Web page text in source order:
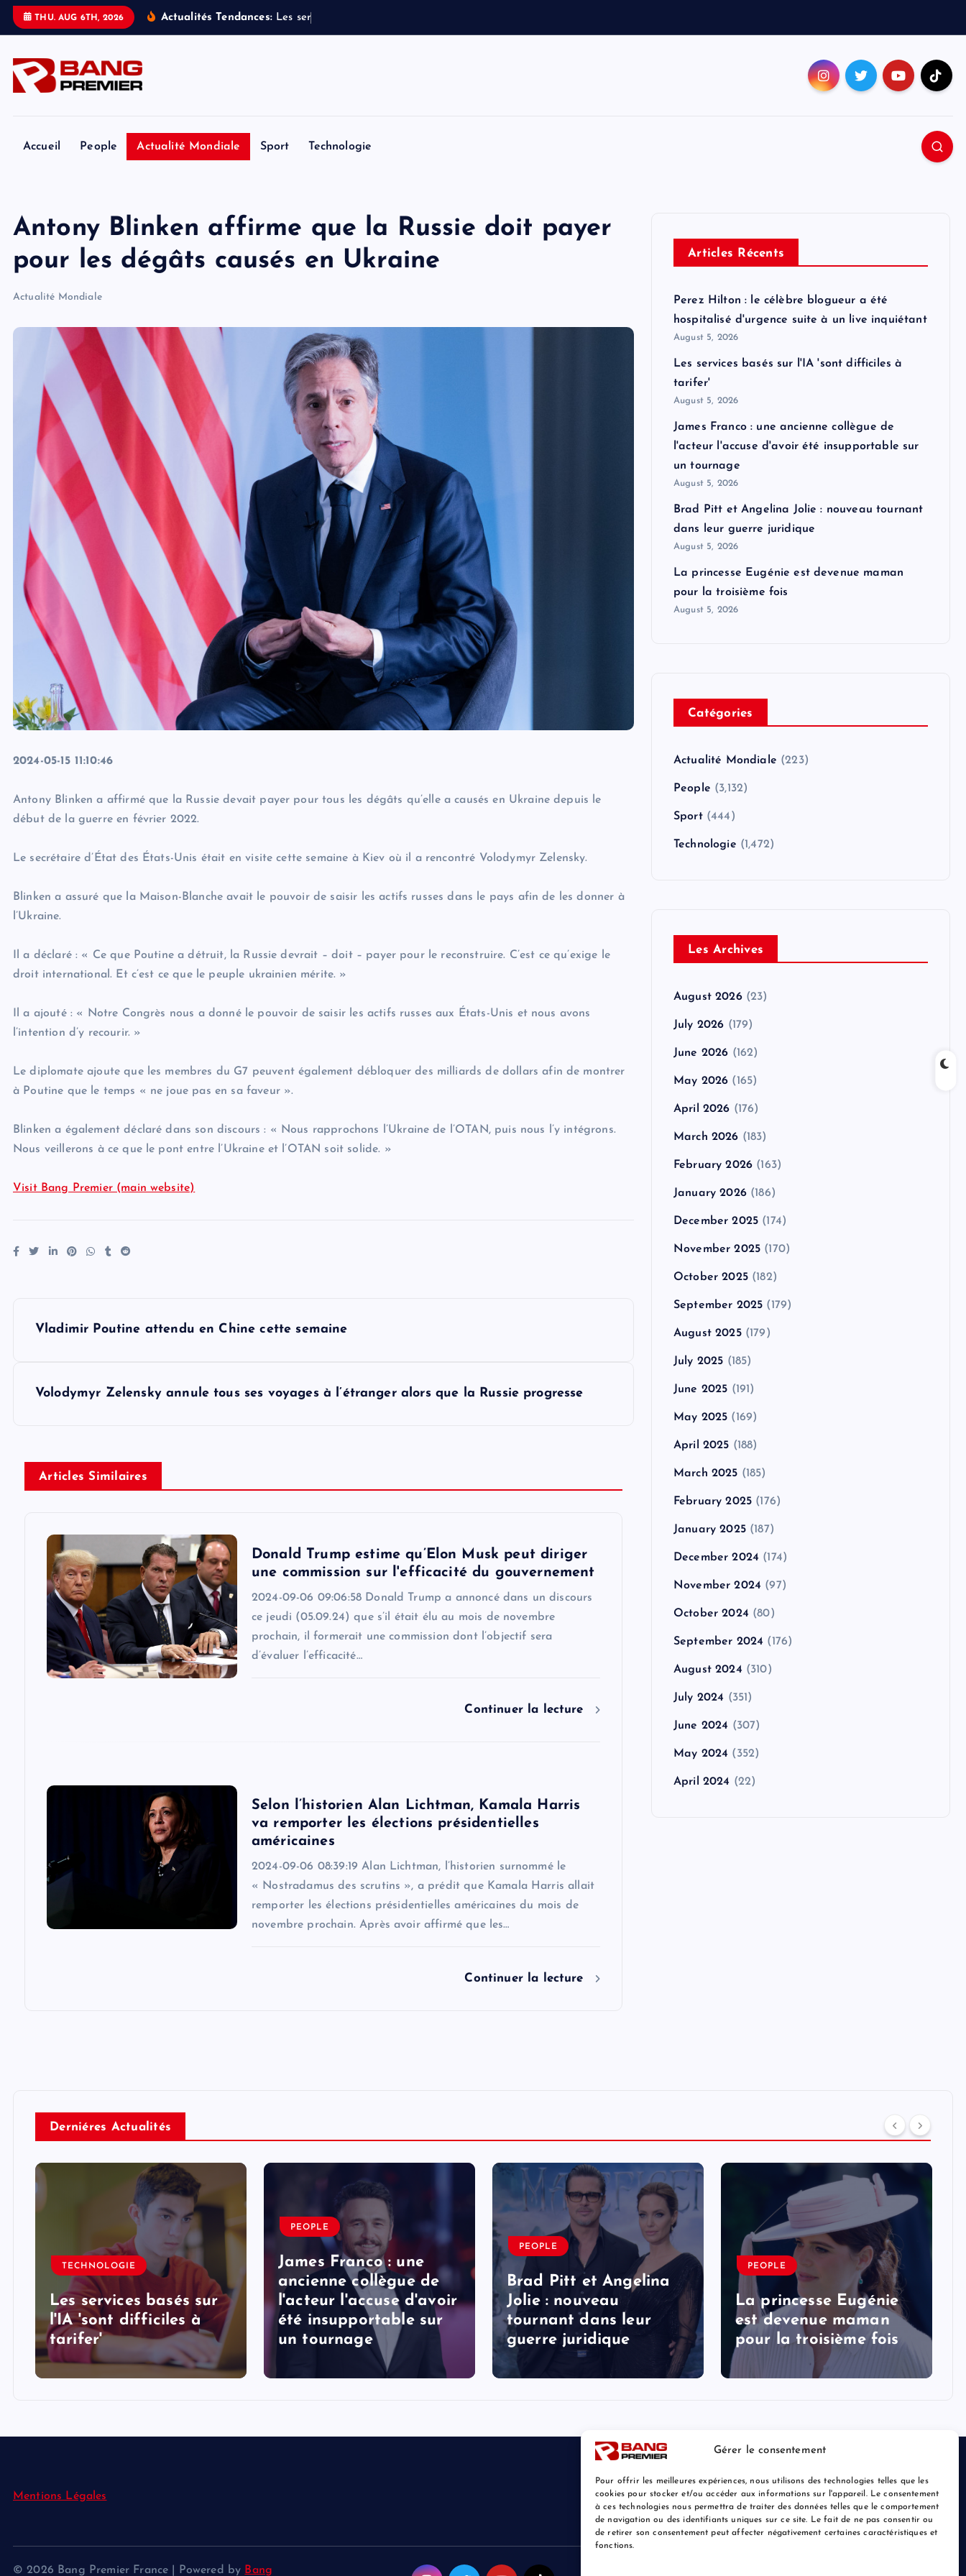
Gérer le consentement
Pour offrir les meilleures expériences, nous utilisons des technologies telles que les
cookies pour stocker et/ou accéder aux informations sur l'appareil. Le consentement
à ces technologies nous permettra de traiter des données telles que le comportement
de navigation ou des identifiants uniques sur ce site. Le fait de ne pas consentir ou
de retirer son consentement peut affecter négativement certaines caractéristiques et
fonctions.
THU. AUG 6TH, 2026 Actualités Tendances: Les ser
Accueil People Actualité Mondiale Sport Technologie
Antony Blinken affirme que la Russie doit payer
pour les dégâts causés en Ukraine
Actualité Mondiale
2024-05-15 11:10:46
Antony Blinken a affirmé que la Russie devait payer pour tous les dégâts qu’elle a causés en Ukraine depuis le
début de la guerre en février 2022.
Le secrétaire d’État des États-Unis était en visite cette semaine à Kiev où il a rencontré Volodymyr Zelensky.
Blinken a assuré que la Maison-Blanche avait le pouvoir de saisir les actifs russes dans le pays afin de les donner à
l’Ukraine.
Il a déclaré : « Ce que Poutine a détruit, la Russie devrait – doit – payer pour le reconstruire. C’est ce qu’exige le
droit international. Et c’est ce que le peuple ukrainien mérite. »
Il a ajouté : « Notre Congrès nous a donné le pouvoir de saisir les actifs russes aux États-Unis et nous avons
l’intention d’y recourir. »
Le diplomate ajoute que les membres du G7 peuvent également débloquer des milliards de dollars afin de montrer
à Poutine que le temps « ne joue pas en sa faveur ».
Blinken a également déclaré dans son discours : « Nous rapprochons l’Ukraine de l’OTAN, puis nous l’y intégrons.
Nous veillerons à ce que le pont entre l’Ukraine et l’OTAN soit solide. »
Visit Bang Premier (main website)
Vladimir Poutine attendu en Chine cette semaine
Volodymyr Zelensky annule tous ses voyages à l’étranger alors que la Russie progresse
Articles Similaires
Donald Trump estime qu’Elon Musk peut diriger
une commission sur l'efficacité du gouvernement
2024-09-06 09:06:58 Donald Trump a annoncé dans un discours
ce jeudi (05.09.24) que s’il était élu au mois de novembre
prochain, il formerait une commission dont l’objectif sera
d’évaluer l’efficacité…
Continuer la lecture
Selon l’historien Alan Lichtman, Kamala Harris
va remporter les élections présidentielles
américaines
2024-09-06 08:39:19 Alan Lichtman, l’historien surnommé le
« Nostradamus des scrutins », a prédit que Kamala Harris allait
remporter les élections présidentielles américaines du mois de
novembre prochain. Après avoir affirmé que les…
Continuer la lecture
Articles Récents
Perez Hilton : le célèbre blogueur a été
hospitalisé d'urgence suite à un live inquiétant
August 5, 2026
Les services basés sur l'IA 'sont difficiles à
tarifer'
August 5, 2026
James Franco : une ancienne collègue de
l'acteur l'accuse d'avoir été insupportable sur
un tournage
August 5, 2026
Brad Pitt et Angelina Jolie : nouveau tournant
dans leur guerre juridique
August 5, 2026
La princesse Eugénie est devenue maman
pour la troisième fois
August 5, 2026
Catégories
Actualité Mondiale (223)
People (3,132)
Sport(444)
Technologie (1,472)
Les Archives
August 2026(23)
July 2026 (179)
June 2026 (162)
May 2026 (165)
April 2026 (176)
March 2026 (183)
February 2026 (163)
January 2026(186)
December 2025 (174)
November 2025 (170)
October 2025(182)
September 2025 (179)
August 2025(179)
July 2025 (185)
June 2025 (191)
May 2025 (169)
April 2025 (188)
March 2025 (185)
February 2025 (176)
January 2025(187)
December 2024 (174)
November 2024 (97)
October 2024 (80)
September 2024 (176)
August 2024 (310)
July 2024 (351)
June 2024 (307)
May 2024 (352)
April 2024 (22)
Derniéres Actualités
TECHNOLOGIE
Les services basés sur
l'IA 'sont difficiles à
tarifer'
PEOPLE
James Franco : une
ancienne collègue de
l'acteur l'accuse d'avoir
été insupportable sur
un tournage
PEOPLE
Brad Pitt et Angelina
Jolie : nouveau
tournant dans leur
guerre juridique
PEOPLE
La princesse Eugénie
est devenue maman
pour la troisième fois
Mentions Légales
© 2026 Bang Premier France | Powered by Bang